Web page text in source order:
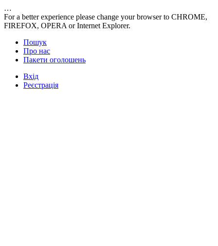
…
For a better experience please change your browser to CHROME,
FIREFOX, OPERA or Internet Explorer.
Пошук
Про нас
Пакети оголошень
Вхід
Реєстрація